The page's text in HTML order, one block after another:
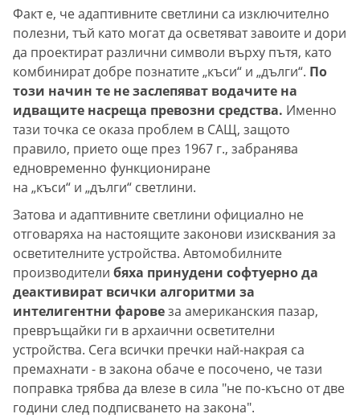
Факт е, че адаптивните светлини са изключително
полезни, тъй като могат да осветяват завоите и дори
да проектират различни символи върху пътя, като
комбинират добре познатите „къси“ и „дълги“. По
този начин те не заслепяват водачите на
идващите насреща превозни средства. Именно
тази точка се оказа проблем в САЩ, защото
правило, прието още през 1967 г., забранява
едновременно функциониране
на „къси“ и „дълги“ светлини.
Затова и адаптивните светлини официално не
отговаряха на настоящите законови изисквания за
осветителните устройства. Автомобилните
производители бяха принудени софтуерно да
деактивират всички алгоритми за
интелигентни фаровеза американския пазар,
превръщайки ги в архаични осветителни
устройства. Сега всички пречки най-накрая са
премахнати - в закона обаче е посочено, че тази
поправка трябва да влезе в сила "не по-късно от две
години след подписването на закона".